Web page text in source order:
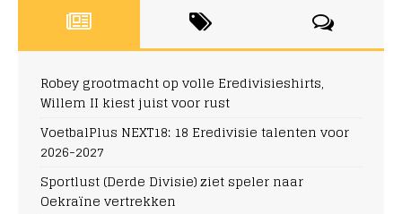
Robey grootmacht op volle Eredivisieshirts,
Willem II kiest juist voor rust
VoetbalPlus NEXT18: 18 Eredivisie talenten voor
2026-2027
Sportlust (Derde Divisie) ziet speler naar
Oekraïne vertrekken